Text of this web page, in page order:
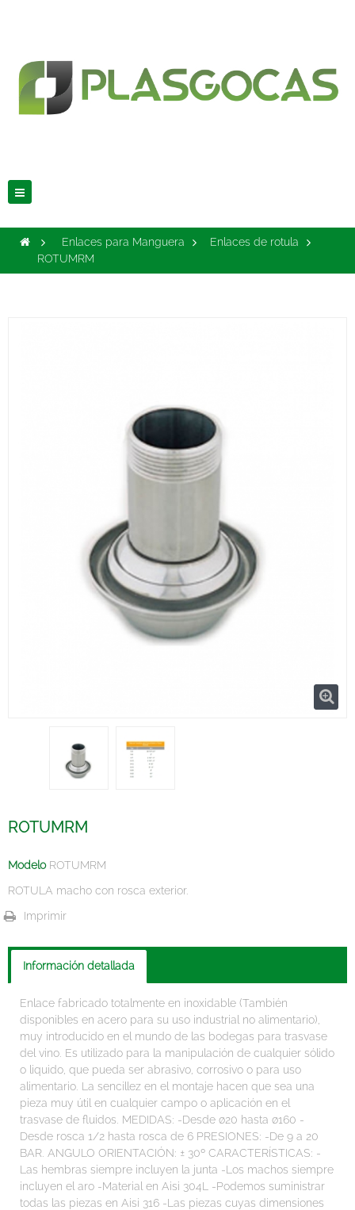
Navegación
> Enlaces para Manguera >
Enlaces de rotula
ROTUMRM
ROTUMRM
Modelo ROTUMRM
ROTULA macho con rosca exterior.
Imprimir
Información detallada
Enlace fabricado totalmente en inoxidable (También
disponibles en acero para su uso industrial no alimentario),
muy introducido en el mundo de las bodegas para trasvase
del vino. Es utilizado para la manipulación de cualquier sólido
o liquido, que pueda ser abrasivo, corrosivo o para uso
alimentario. La sencillez en el montaje hacen que sea una
pieza muy útil en cualquier campo o aplicación en el
trasvase de fluidos. MEDIDAS: -Desde ø20 hasta ø160 -
Desde rosca 1/2 hasta rosca de 6 PRESIONES: -De 9 a 20
BAR. ANGULO ORIENTACIÓN: ± 30º CARACTERÍSTICAS: -
Las hembras siempre incluyen la junta -Los machos siempre
incluyen el aro -Material en Aisi 304L -Podemos suministrar
todas las piezas en Aisi 316 -Las piezas cuyas dimensiones